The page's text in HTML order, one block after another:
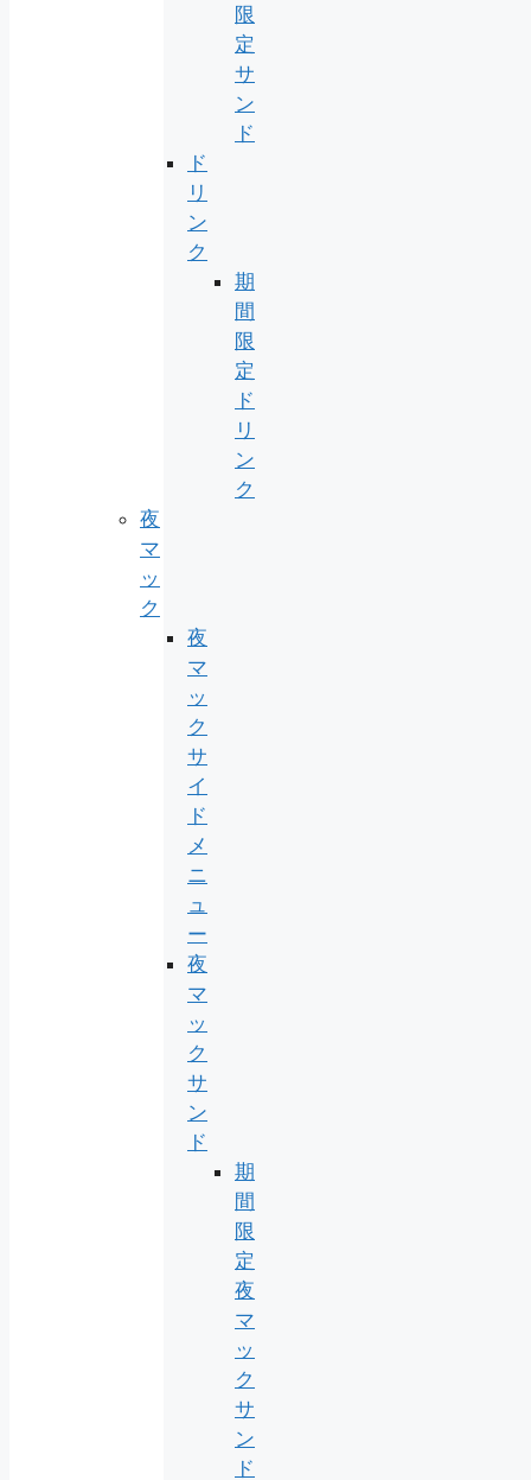
限
定
サ
ン
ド
ド
リ
ン
ク
期
間
限
定
ド
リ
ン
ク
夜
マ
ッ
ク
夜
マ
ッ
ク
サ
イ
ド
メ
ニ
ュ
ー
夜
マ
ッ
ク
サ
ン
ド
期
間
限
定
夜
マ
ッ
ク
サ
ン
ド